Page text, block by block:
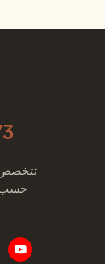
تتخصص
حسب